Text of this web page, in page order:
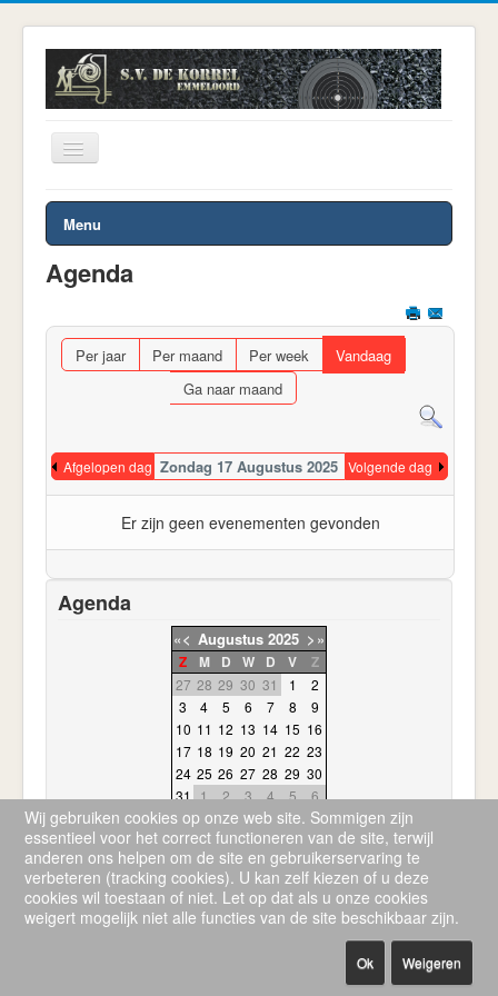
Toggle
Navigation
Menu
Agenda
Per jaar Per maand Per week
Vandaag
Ga naar maand
Afgelopen dag Zondag 17 Augustus 2025 Volgende dag
Er zijn geen evenementen gevonden
Agenda
«< Augustus 2025 > »
Z M D W D V Z
27 28 29 30 31 1
2
3
4 5 6 7 8
9
10 11 12 13 14 15 16
17 18 19 20 21 22 23
24 25 26 27 28 29 30
31 1 2 3 4 5 6
Terug naar boven
© 2026 Sv de korrel
Wij gebruiken cookies op onze web site. Sommigen zijn
essentieel voor het correct functioneren van de site, terwijl
anderen ons helpen om de site en gebruikerservaring te
verbeteren (tracking cookies). U kan zelf kiezen of u deze
cookies wil toestaan of niet. Let op dat als u onze cookies
weigert mogelijk niet alle functies van de site beschikbaar zijn.
Ok Weigeren